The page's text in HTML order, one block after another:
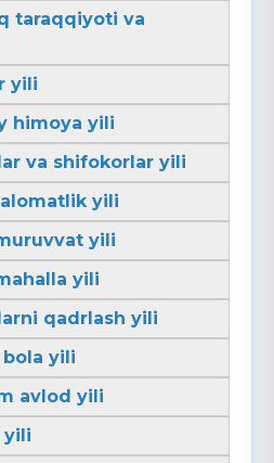
taraqqiyoti va
yili
himoya yili
va shifokorlar yili
yili
yili
yili
qadrlash yili
bola yili
avlod yili
yili